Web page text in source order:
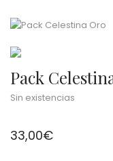
Pack
Sin existencias
33,00€